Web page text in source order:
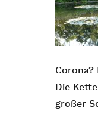
Die
großer